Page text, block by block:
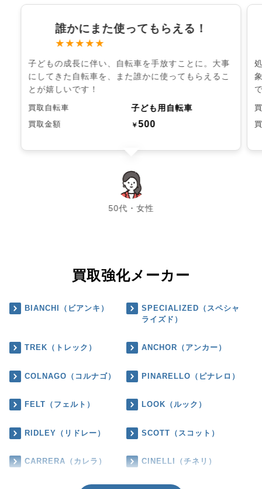
誰かにまた使ってもらえる！
★★★★★
子どもの成長に伴い、自転車を手放すことに。大事
にしてきた自転車を、また誰かに使ってもらえるこ
とが嬉しいです！
買取自転車 子ども用自転車
買取金額 ￥500
50代・女性
chevron_left chevron_right
買取強化メーカー
BIANCHI（ビアンキ）
SPECIALIZED（スペシャ
ライズド）
TREK（トレック） ANCHOR（アンカー）
COLNAGO（コルナゴ） PINARELLO（ピナレロ）
FELT（フェルト） LOOK（ルック）
RIDLEY（リドレー） SCOTT（スコット）
CARRERA（カレラ） CINELLI（チネリ）